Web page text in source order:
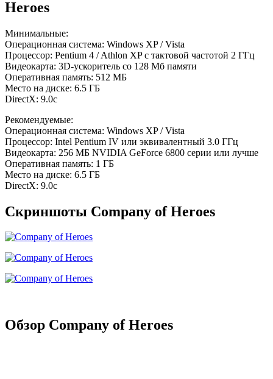
Heroes
Минимальные:
Операционная система: Windows XP / Vista
Процессор: Pentium 4 / Athlon XP с тактовой частотой 2 ГГц
Видеокарта: 3D-ускоритель со 128 Мб памяти
Оперативная память: 512 МБ
Место на диске: 6.5 ГБ
DirectX: 9.0c
Рекомендуемые:
Операционная система: Windows XP / Vista
Процессор: Intel Pentium IV или эквивалентный 3.0 ГГц
Видеокарта: 256 МБ NVIDIA GeForce 6800 серии или лучше
Оперативная память: 1 ГБ
Место на диске: 6.5 ГБ
DirectX: 9.0c
Скриншоты Company of Heroes
Обзор Company of Heroes